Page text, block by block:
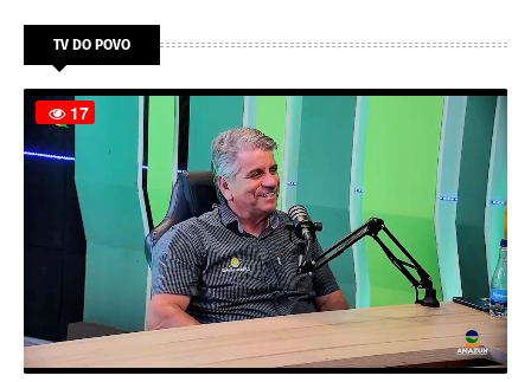
TV DO POVO